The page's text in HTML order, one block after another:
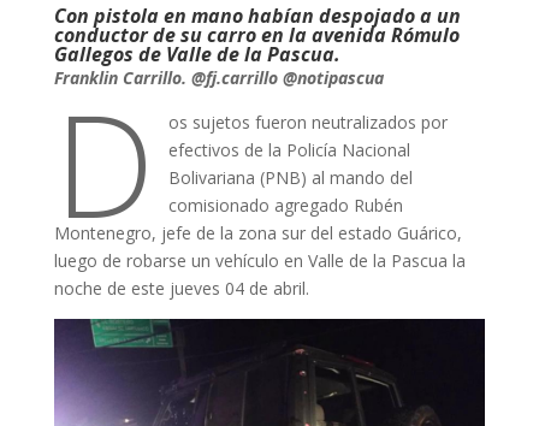
Con pistola en mano habían despojado a un
conductor de su carro en la avenida Rómulo
Gallegos de Valle de la Pascua.
Franklin Carrillo. @fj.carrillo @notipascua
D
os sujetos fueron neutralizados por
efectivos de la Policía Nacional
Bolivariana (PNB) al mando del
comisionado agregado Rubén
Montenegro, jefe de la zona sur del estado Guárico,
luego de robarse un vehículo en Valle de la Pascua la
noche de este jueves 04 de abril.